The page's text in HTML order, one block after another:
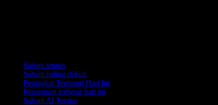
Saham teratas
Saham paling diikuti
Peningkat Tertinggi Hari Ini
Penurunan terbesar hari ini
Saham AI Teratas